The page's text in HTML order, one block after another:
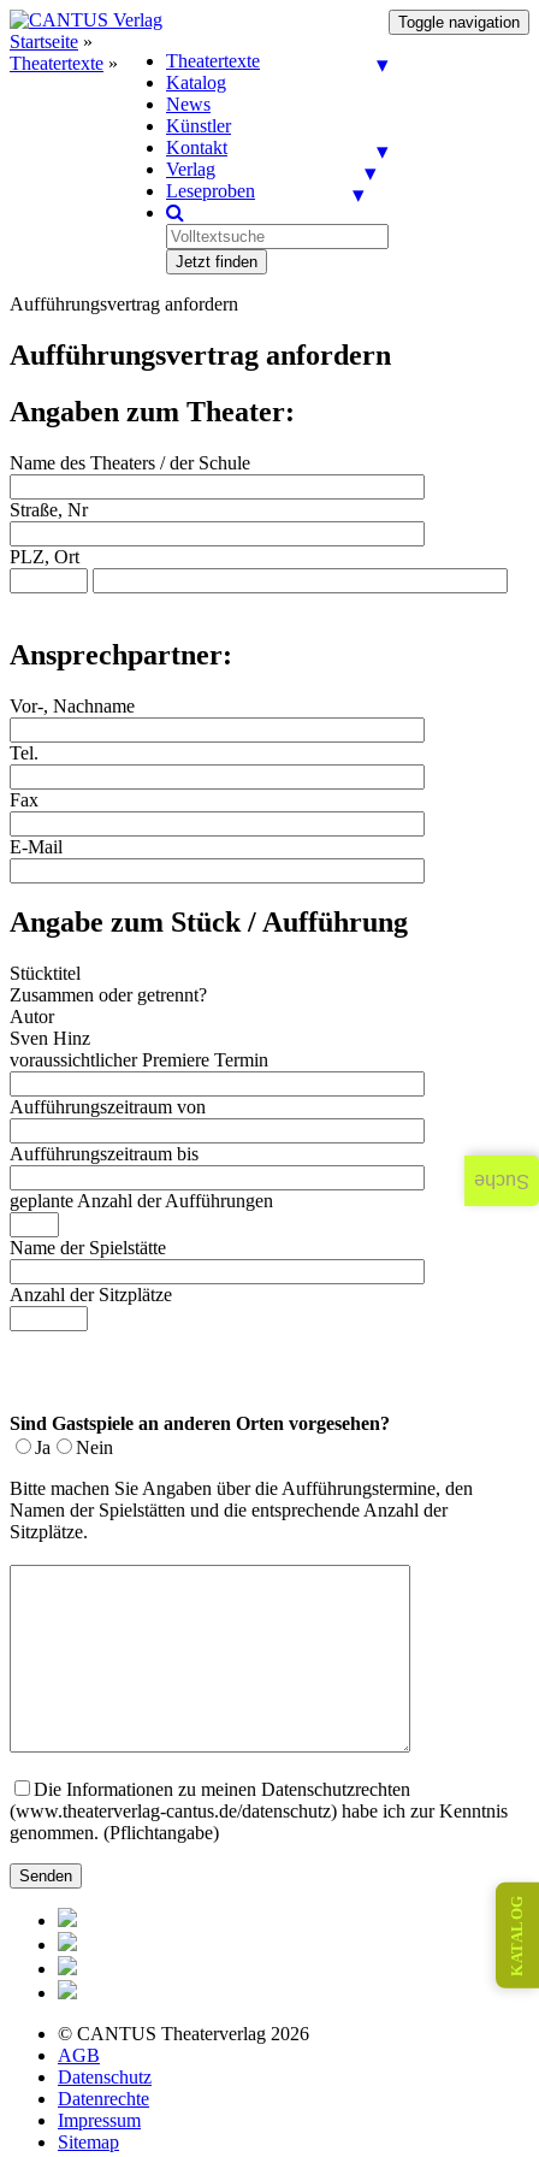
Toggle navigation
Theatertexte
Katalog
News
Künstler
Kontakt
Verlag
Leseproben
Jetzt finden
Startseite »
Theatertexte »
Aufführungsvertrag anfordern
Aufführungsvertrag anfordern
Angaben zum Theater:
Name des Theaters / der Schule
Straße, Nr
PLZ, Ort
Ansprechpartner:
Vor-, Nachname
Tel.
Fax
E-Mail
Angabe zum Stück / Aufführung
Stücktitel
Zusammen oder getrennt?
Autor
Sven Hinz
voraussichtlicher Premiere Termin
Aufführungszeitraum von
Aufführungszeitraum bis
geplante Anzahl der Aufführungen
Name der Spielstätte
Anzahl der Sitzplätze
Sind Gastspiele an anderen Orten vorgesehen?
Ja
Nein
Bitte machen Sie Angaben über die Aufführungstermine, den
Namen der Spielstätten und die entsprechende Anzahl der
Sitzplätze.
Die Informationen zu meinen Datenschutzrechten
(www.theaterverlag-cantus.de/datenschutz) habe ich zur Kenntnis
genommen. (Pflichtangabe)
© CANTUS Theaterverlag 2026
AGB
Datenschutz
Datenrechte
Impressum
Sitemap
KATALOG
Suche